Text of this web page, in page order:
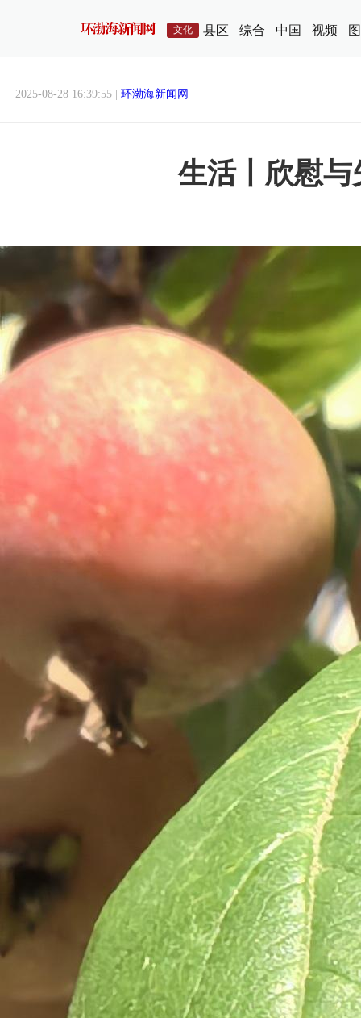
文化 县区 综合 中国 视频
2025-08-28 16:39:55 | 环渤海新闻网
生活丨欣慰与